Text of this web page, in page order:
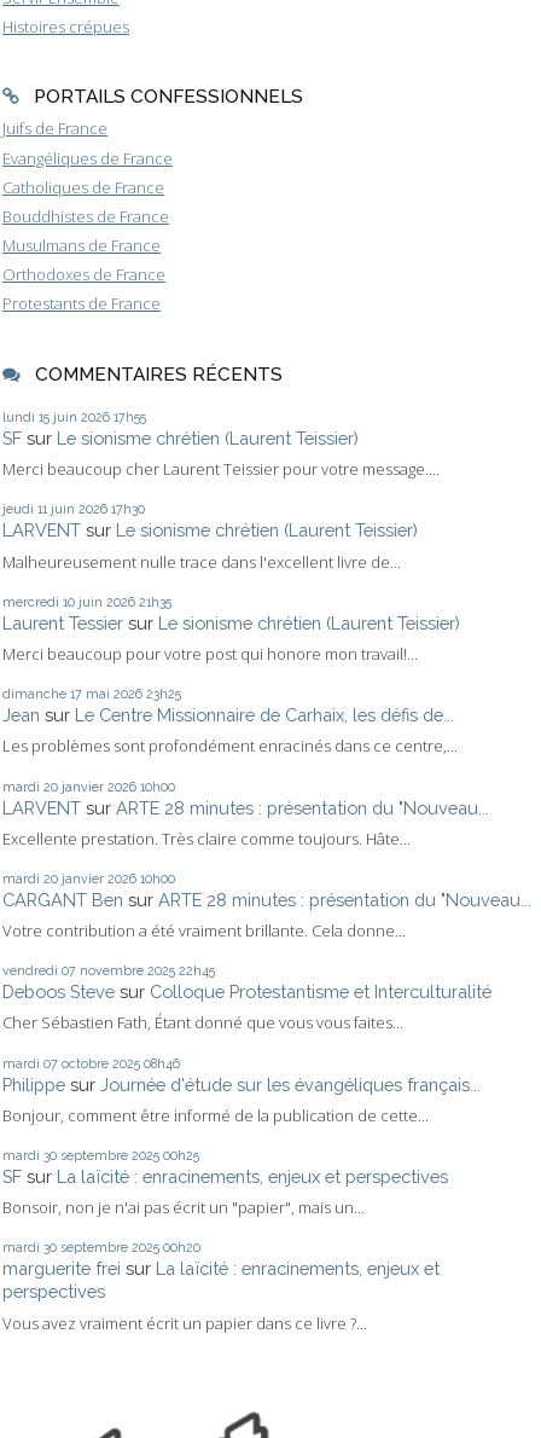
Histoires crépues
PORTAILS CONFESSIONNELS
Juifs de France
Evangéliques de France
Catholiques de France
Bouddhistes de France
Musulmans de France
Orthodoxes de France
Protestants de France
COMMENTAIRES RÉCENTS
lundi 15 juin 2026 17h55
SF sur Le sionisme chrétien (Laurent Teissier)
Merci beaucoup cher Laurent Teissier pour votre message....
jeudi 11 juin 2026 17h30
LARVENT sur Le sionisme chrétien (Laurent Teissier)
Malheureusement nulle trace dans l'excellent livre de...
mercredi 10 juin 2026 21h35
Laurent Tessier sur Le sionisme chrétien (Laurent Teissier)
Merci beaucoup pour votre post qui honore mon travail!...
dimanche 17 mai 2026 23h25
Jean sur Le Centre Missionnaire de Carhaix, les défis de...
Les problèmes sont profondément enracinés dans ce centre,...
mardi 20 janvier 2026 10h00
LARVENT sur ARTE 28 minutes : présentation du "Nouveau...
Excellente prestation. Très claire comme toujours. Hâte...
mardi 20 janvier 2026 10h00
CARGANT Ben sur ARTE 28 minutes : présentation du "Nouveau...
Votre contribution a été vraiment brillante. Cela donne...
vendredi 07 novembre 2025 22h45
Deboos Steve sur Colloque Protestantisme et Interculturalité
Cher Sébastien Fath, Étant donné que vous vous faites...
mardi 07 octobre 2025 08h46
Philippe sur Journée d'étude sur les évangéliques français...
Bonjour, comment être informé de la publication de cette...
mardi 30 septembre 2025 00h25
SF sur La laïcité : enracinements, enjeux et perspectives
Bonsoir, non je n'ai pas écrit un "papier", mais un...
mardi 30 septembre 2025 00h20
marguerite frei sur La laïcité : enracinements, enjeux et
perspectives
Vous avez vraiment écrit un papier dans ce livre ?...